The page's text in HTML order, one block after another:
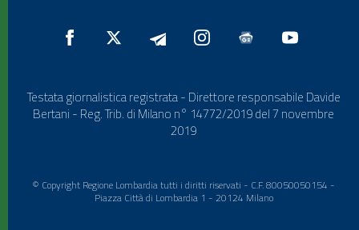
Testata giornalistica registrata - Direttore responsabile Davide
Bertani - Reg. Trib. di Milano n° 14772/2019 del 7 novembre
2019
© Copyright Regione Lombardia tutti i diritti riservati - C.F. 80050050154 -
Piazza Città di Lombardia 1 - 20124 Milano